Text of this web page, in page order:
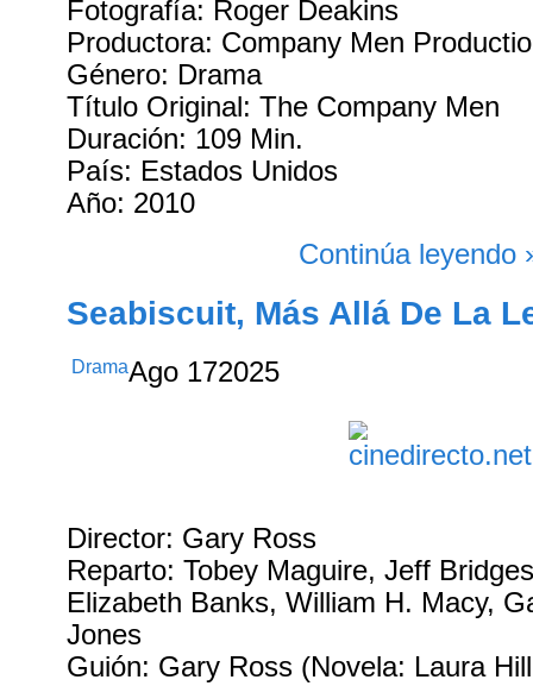
Fotografía: Roger Deakins
Productora: Company Men
Género: Drama
Título Original: The Company Men
Duración: 109 Min.
País: Estados Unidos
Año: 2010
Continúa leyendo
Seabiscuit, Más Allá De La
DramaAgo 172025
Director: Gary Ross
Reparto: Tobey Maguire, Jeff
Elizabeth Banks, William H. Macy,
Jones
Guión: Gary Ross (Novela: Laura